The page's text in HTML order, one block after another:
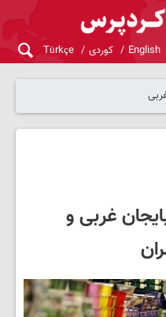
English کوردی Türkçe
غربی و